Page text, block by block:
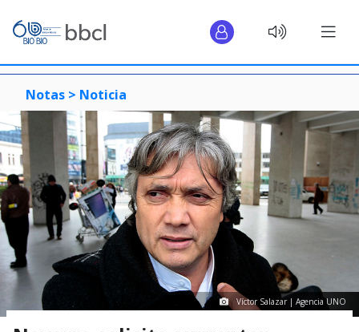
Notas > Noticia
Víctor Salazar | Agencia UNO